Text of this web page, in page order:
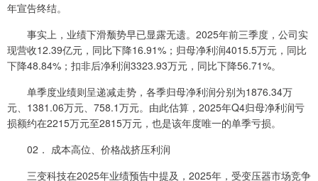
年宣告终结。
事实上，业绩下滑颓势早已显露无遗。2025年前三季度，公司实
现营收12.39亿元，同比下降16.91%；归母净利润4015.5万元，同比
下降48.84%；扣非后净利润3323.93万元，同比下降56.71%。
单季度业绩则呈递减走势，各季归母净利润分别为1876.34万
元、1381.06万元、758.1万元。由此估算，2025年Q4归母净利润亏
损额约在2215万元至2815万元，也是该年度唯一的单季亏损。
02． 成本高位、价格战挤压利润
三变科技在2025年业绩预告中提及，2025年，受变压器市场竞争